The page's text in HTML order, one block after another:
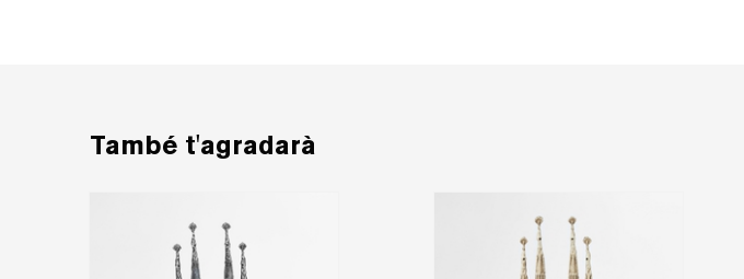
També t'agradarà